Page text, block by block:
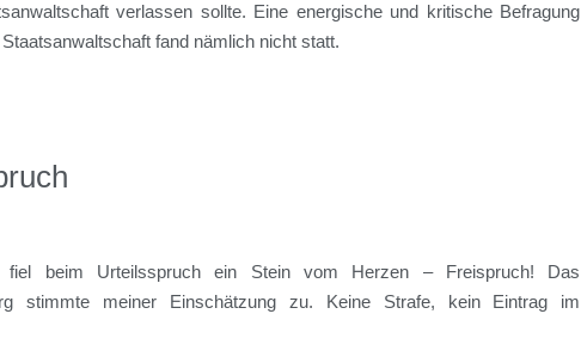
verlassen sollte. Eine energische und kritische Befragung
fand nämlich nicht statt.
fiel beim Urteilsspruch ein Stein vom Herzen – Freispruch! Das
stimmte meiner Einschätzung zu. Keine Strafe, kein Eintrag im